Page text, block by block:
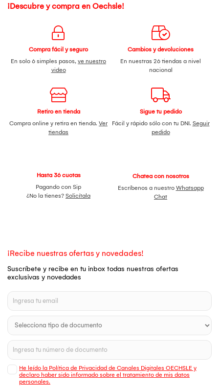
¡Descubre y compra en Oechsle!
Compra fácil y seguro
En solo 6 simples pasos, ve nuestro
video
Cambios y devoluciones
En nuestras 26 tiendas a nivel
nacional
Retiro en tienda
Compra online y retira en tienda. Ver
tiendas
Sigue tu pedido
Fácil y rápido sólo con tu DNI. Seguir
pedido
Hasta 36 cuotas
Pagando con Sip
¿No la tienes? Solicítala
Chatea con nosotros
Escríbenos a nuestro Whatsapp
Chat
¡Recibe nuestras ofertas y novedades!
Suscríbete y recibe en tu inbox todas nuestras ofertas
exclusivas y novedades
He leído la Política de Privacidad de Canales Digitales OECHSLE y
declaro haber sido informado sobre el tratamiento de mis datos
personales.